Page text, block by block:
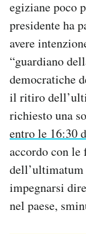
egiziane poco
presidente ha
avere
“guardiano
democratiche
il ritiro
richiesto una
entro le 16:30
accordo con le
impegnarsi
nel paese,